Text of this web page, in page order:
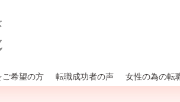
ご希望の方 転職成功者の声 女性の為の転